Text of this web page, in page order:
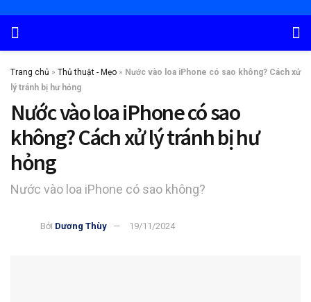
Trang chủ » Thủ thuật - Mẹo » Nước vào loa iPhone có sao không? Cách xử
lý tránh bị hư hỏng
Nước vào loa iPhone có sao
không? Cách xử lý tránh bị hư
hỏng
Nước vào loa iPhone có sao không?
Bởi Dương Thùy 19/11/2024